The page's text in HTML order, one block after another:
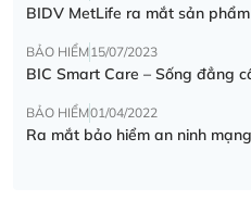
BIDV MetLife ra mắt sản
BẢO HIỂM15/07/2023
BIC Smart Care – Sống đẳng
BẢO HIỂM01/04/2022
Ra mắt bảo hiểm an ninh